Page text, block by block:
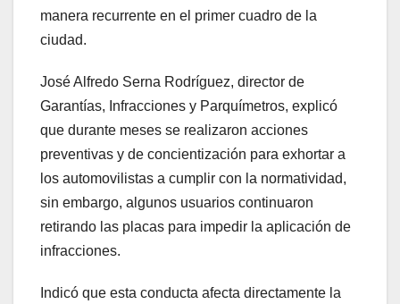
manera recurrente en el primer cuadro de la
ciudad.
José Alfredo Serna Rodríguez, director de
Garantías, Infracciones y Parquímetros, explicó
que durante meses se realizaron acciones
preventivas y de concientización para exhortar a
los automovilistas a cumplir con la normatividad,
sin embargo, algunos usuarios continuaron
retirando las placas para impedir la aplicación de
infracciones.
Indicó que esta conducta afecta directamente la